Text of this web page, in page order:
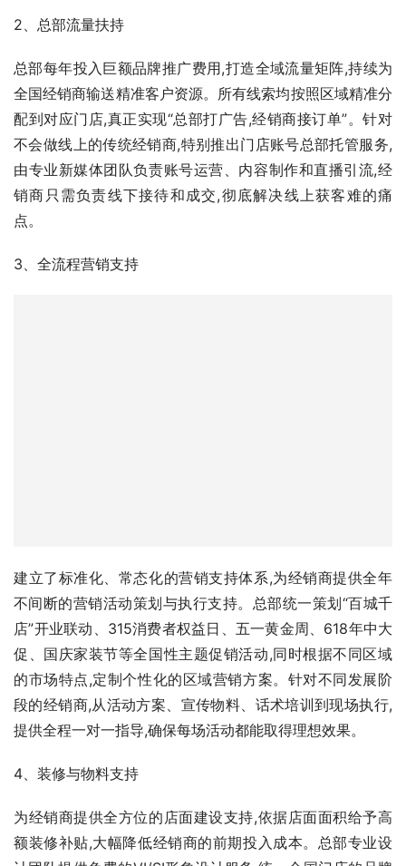
不会做线上的传统经销商,特别推出门店账号总部托管服务,
销商只需负责线下接待和成交,彻底解决线上获客难的痛
点。
3、全流程营销支持
段的经销商,从活动方案、宣传物料、话术培训到现场执行,
提供全程一对一指导,确保每场活动都能取得理想效果。
4、装修与物料支持
为经销商提供全方位的店面建设支持,依据店面面积给予高
额装修补贴,大幅降低经销商的前期投入成本。总部专业设
形象,提升消费者的信任感和体验感。同时提供科学的上样
品组合。所有宣传物料包括海报、单页、展架、视频等均由
总部统一设计制作,免费提供给经销商使用,让经销商无需在